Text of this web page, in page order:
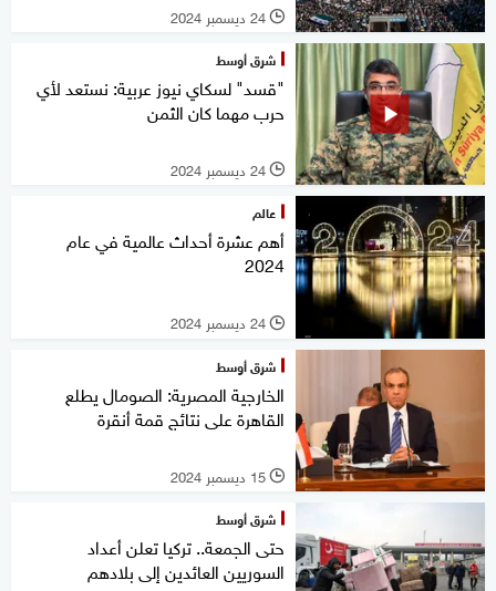
l 24 ديسمبر 2024
شرق أوسط
"قسد" لسكاي نيوز عربية: نستعد لأي
حرب مهما كان الثمن
l 24 ديسمبر 2024
عالم
أهم عشرة أحداث عالمية في عام
2024
l 24 ديسمبر 2024
شرق أوسط
الخارجية المصرية: الصومال يطلع
القاهرة على نتائج قمة أنقرة
l 15 ديسمبر 2024
شرق أوسط
حتى الجمعة.. تركيا تعلن أعداد
السوريين العائدين إلى بلادهم